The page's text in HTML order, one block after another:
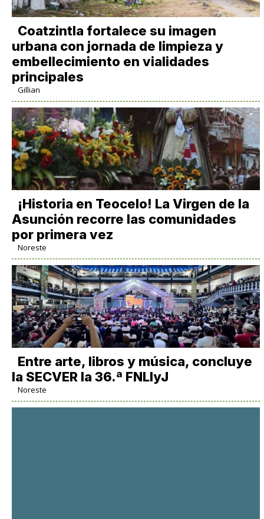
Coatzintla fortalece su imagen
urbana con jornada de limpieza y
embellecimiento en vialidades
principales
Gillian
​¡Historia en Teocelo! La Virgen de la
Asunción recorre las comunidades
por primera vez
Noreste
Entre arte, libros y música, concluye
la SECVER la 36.ª FNLIyJ
Noreste